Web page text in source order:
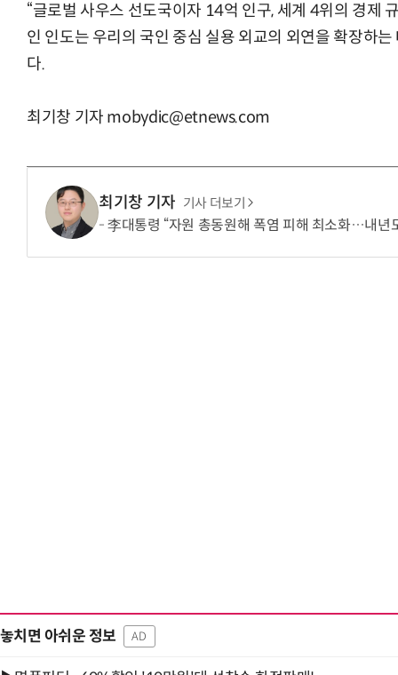
“글로벌 사우스 선도국이자 14억 인구, 세계 4위의 경제
인 인도는 우리의 국인 중심 실용 외교의 외연을 확장하
다.
최기창 기자 mobydic@etnews.com
최기창 기자 기사 더보기
李대통령 “자원 총동원해 폭염 피해 최소화…내년
놓치면 아쉬운 정보 AD